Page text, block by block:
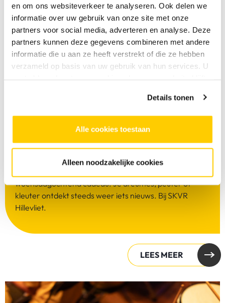
en om ons websiteverkeer te analyseren. Ook delen we
informatie over uw gebruik van onze site met onze
partners voor social media, adverteren en analyse. Deze
partners kunnen deze gegevens combineren met andere
informatie die u aan ze heeft verstrekt of die ze hebben
verzameld op basis van uw gebruik van hun services. U
Details tonen
Alle cookies toestaan
Alleen noodzakelijke cookies
26 AUGUSTUS 2026
Beleef het mee
woensdagochtend cadeau. Je dreumes, peuter of
kleuter ontdekt steeds weer iets nieuws. Bij SKVR
Hillevliet.
LEES MEER